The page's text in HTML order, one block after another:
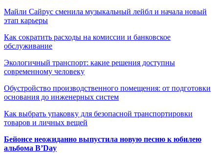
Майли Сайрус сменила музыкальный лейбл и начала новый
этап карьеры
Как сократить расходы на комиссии и банковское
обслуживание
Экологичный транспорт: какие решения доступны
современному человеку
Обустройство производственного помещения: от подготовки
основания до инженерных систем
Как выбрать упаковку для безопасной транспортировки
товаров и личных вещей
Бейонсе неожиданно выпустила новую песню к юбилею
альбома B’Day